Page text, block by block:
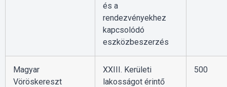
és a
rendezvényekhez
kapcsolódó
eszközbeszerzés
Magyar
Vöröskereszt
XXIII. Kerületi
lakosságot érintő
500